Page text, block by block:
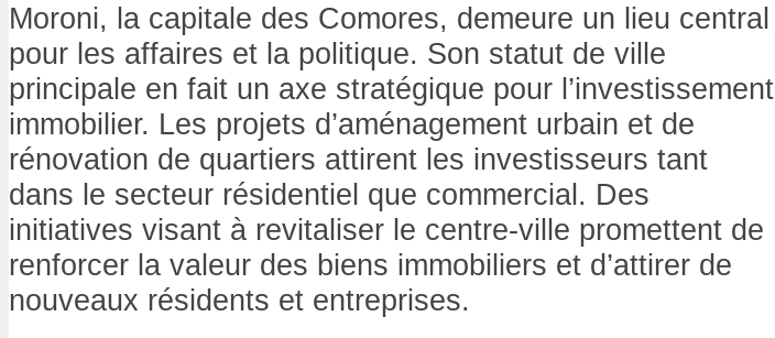
Moroni, la capitale des Comores, demeure un lieu central
pour les affaires et la politique. Son statut de ville
principale en fait un axe stratégique pour l’investissement
immobilier. Les projets d’aménagement urbain et de
rénovation de quartiers attirent les investisseurs tant
dans le secteur résidentiel que commercial. Des
initiatives visant à revitaliser le centre-ville promettent de
renforcer la valeur des biens immobiliers et d’attirer de
nouveaux résidents et entreprises.